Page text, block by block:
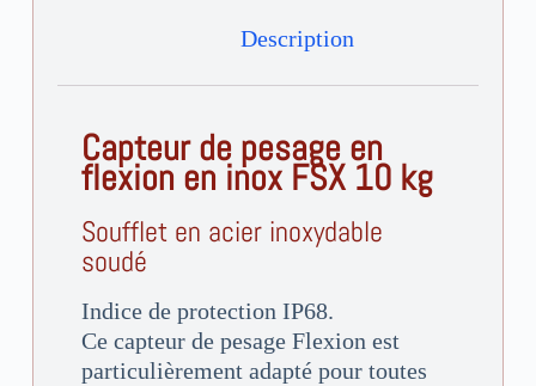
Description
Capteur de pesage en
flexion en inox FSX 10 kg
Soufflet en acier inoxydable
soudé
Indice de protection IP68.
Ce capteur de pesage Flexion est
particulièrement adapté pour toutes